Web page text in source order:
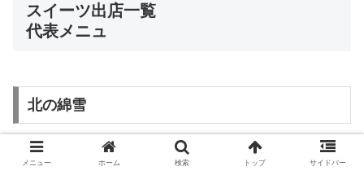
スイーツ出店一覧
代表メニュ
北の綿雪
メニュー ホーム 検索 トップ サイドバー